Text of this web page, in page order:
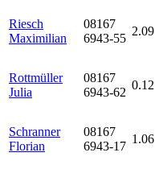
Riesch
Maximilian
08167
6943-55
2.09
Rottmüller
Julia
08167
6943-62
0.12
Schranner
Florian
08167
6943-17
1.06